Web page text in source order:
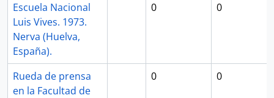
Escuela Nacional
Luis Vives. 1973.
Nerva (Huelva,
España).
0 0
Rueda de prensa
en la Facultad de
0 0